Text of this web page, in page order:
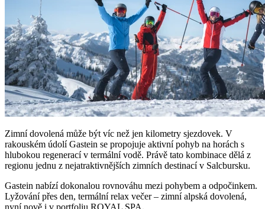
Zimní dovolená může být víc než jen kilometry sjezdovek. V
rakouském údolí Gastein se propojuje aktivní pohyb na horách s
hlubokou regenerací v termální vodě. Právě tato kombinace dělá z
regionu jednu z nejatraktivnějších zimních destinací v Salcbursku.
Gastein nabízí dokonalou rovnováhu mezi pohybem a odpočinkem.
Lyžování přes den, termální relax večer – zimní alpská dovolená,
nyní nově i v portfoliu ROYAL SPA.